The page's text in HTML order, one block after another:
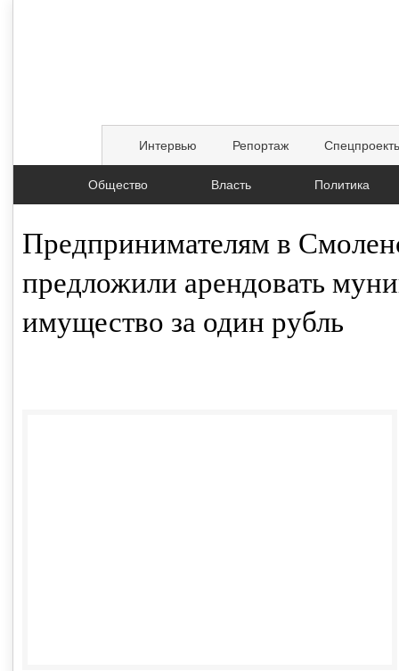
Интервью Репортаж
Общество Власть Политика
Предпринимателям в
предложили арендовать
имущество за один рубль